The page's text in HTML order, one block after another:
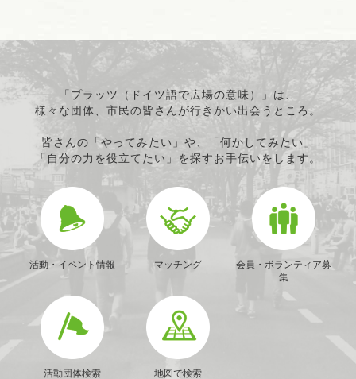
「プラッツ（ドイツ語で広場の意味）」は、
様々な団体、市民の皆さんが行きかい出会うところ。
皆さんの「やってみたい」や、「何かしてみたい」
「自分の力を役立てたい」を探すお手伝いをします。
活動・イベント情報 マッチング
会員・ボランティア募
集
活動団体検索 地図で検索